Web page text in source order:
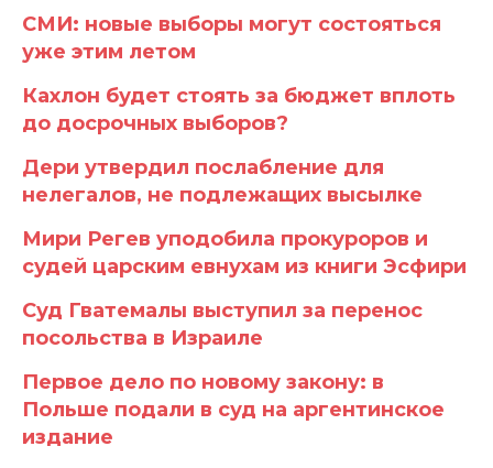
СМИ: новые выборы могут состояться
уже этим летом
Кахлон будет стоять за бюджет вплоть
до досрочных выборов?
Дери утвердил послабление для
нелегалов, не подлежащих высылке
Мири Регев уподобила прокуроров и
судей царским евнухам из книги Эсфири
Суд Гватемалы выступил за перенос
посольства в Израиле
Первое дело по новому закону: в
Польше подали в суд на аргентинское
издание